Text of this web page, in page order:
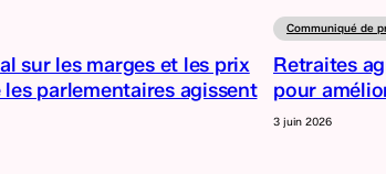
sur les marges et les prix
parlementaires agissent
Communiqué de
Retraites
pour
3 juin 2026